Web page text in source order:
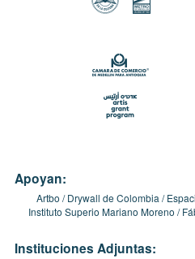
Apoyan:
Artbo Drywall de Colombia
Instituto Superio Mariano Moreno
Instituciones Adjuntas: